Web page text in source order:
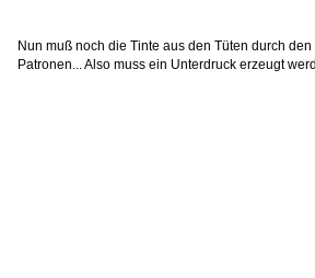
Nun muß noch die Tinte aus den Tüten durch
Patronen... Also muss ein Unterdruck erzeugt